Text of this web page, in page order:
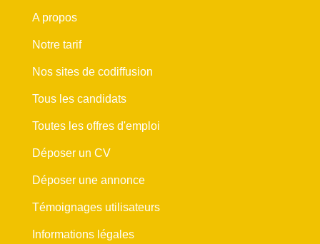
A propos
Notre tarif
Nos sites de codiffusion
Tous les candidats
Toutes les offres d'emploi
Déposer un CV
Déposer une annonce
Témoignages utilisateurs
Informations légales